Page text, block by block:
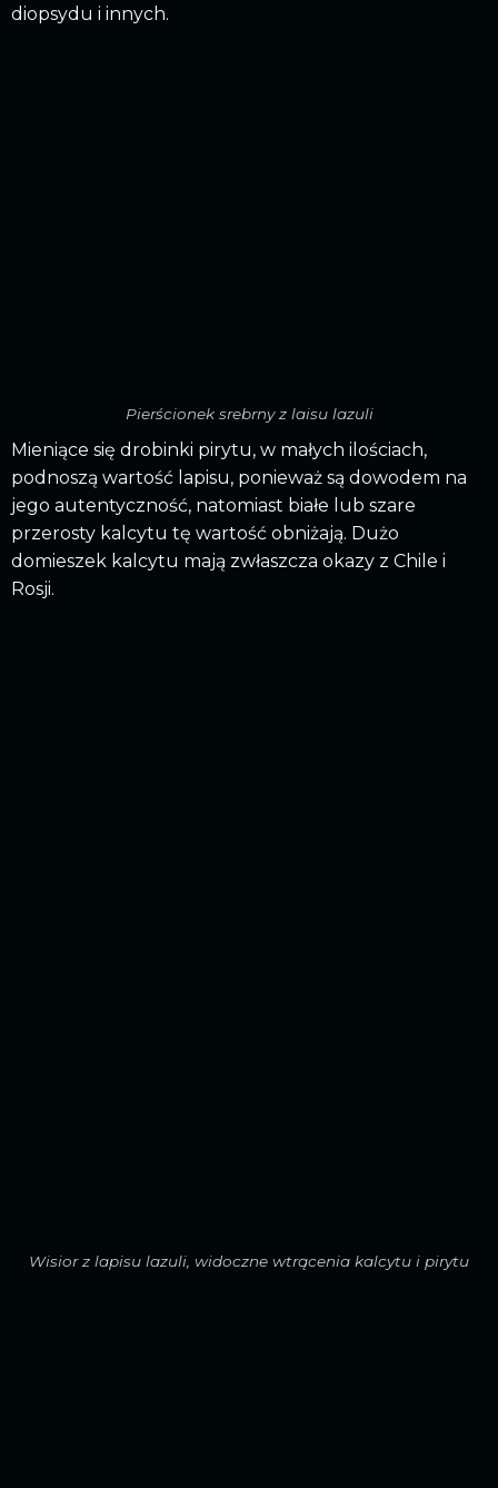
diopsydu i innych.
Pierścionek srebrny z laisu lazuli
Mieniące się drobinki pirytu, w małych ilościach,
podnoszą wartość lapisu, ponieważ są dowodem na
jego autentyczność, natomiast białe lub szare
przerosty kalcytu tę wartość obniżają. Dużo
domieszek kalcytu mają zwłaszcza okazy z Chile i
Rosji.
Wisior z lapisu lazuli, widoczne wtrącenia kalcytu i pirytu